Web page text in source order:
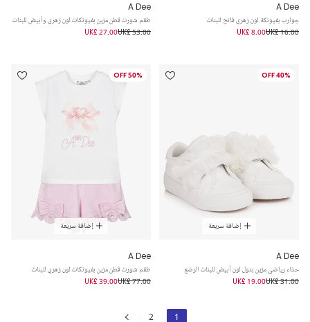
A Dee
جوارب بفيونكة لون زهري فاتح للبنات
UK£ 16.00
UK£ 8.00
A Dee
طقم شورت قطن مزين بفيونكات لون زهري وأبيض للبنات
UK£ 53.00
UK£ 27.00
40% OFF
إضافة سريعة
A Dee
حذاء رياضي مزين بتول لون أبيض للبنات الرضع
UK£ 31.00
UK£ 19.00
50% OFF
إضافة سريعة
A Dee
طقم شورت قطن مزين بفيونكات لون زهري للبنات
UK£ 77.00
UK£ 39.00
1
2